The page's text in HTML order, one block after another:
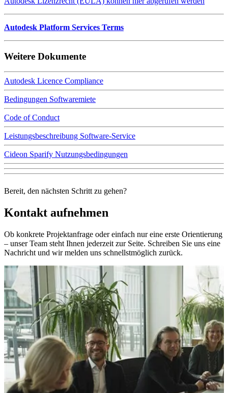
Autodesk Platform Services Terms
Weitere Dokumente
Autodesk Licence Compliance
Bedingungen Softwaremiete
Code of Conduct
Leistungsbeschreibung Software-Service
Cideon Sparify Nutzungsbedingungen
Bereit, den nächsten Schritt zu gehen?
Kontakt aufnehmen
Ob konkrete Projektanfrage oder einfach nur eine erste Orientierung
– unser Team steht Ihnen jederzeit zur Seite. Schreiben Sie uns eine
Nachricht und wir melden uns schnellstmöglich zurück.